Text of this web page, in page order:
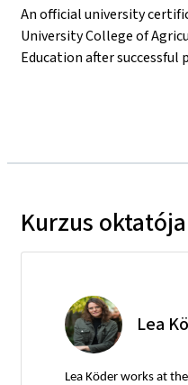
An official university
University College of
Education after
Kurzus oktatója
Lea
Lea Köder works at